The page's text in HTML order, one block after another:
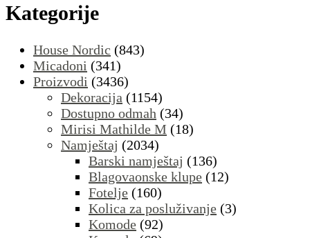
Kategorije
House Nordic (843)
Micadoni (341)
Proizvodi (3436)
Dekoracija (1154)
Dostupno odmah (34)
Mirisi Mathilde M (18)
Namještaj (2034)
Barski namještaj (136)
Blagovaonske klupe (12)
Fotelje (160)
Kolica za posluživanje (3)
Komode (92)